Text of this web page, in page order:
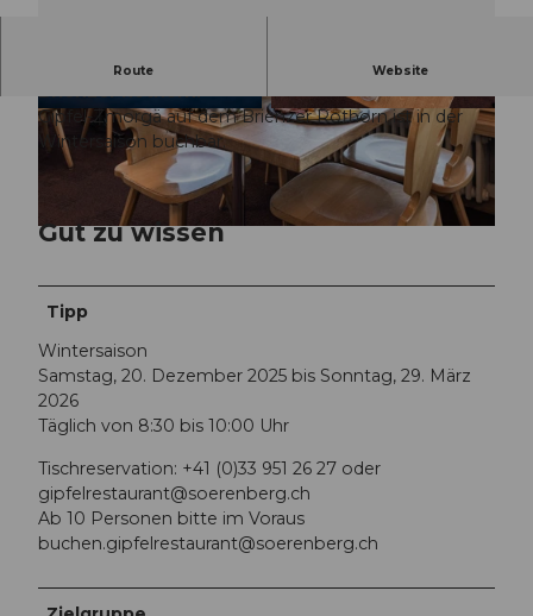
© CHRIS KREBS PHOTOGRAPHY | CC-BY-NC-ND
© Yannick Roeoesli www.ynkphotos.com Lucer
ne, Switzerland |CC-BY-NC-ND
© CHRIS KREBS PHOTOGRAPHY |
CC-BY-NC-ND
Route Website
Herzlich willkommen zum Gipfel-Zmorgä auf dem
Brienzer Rothorn!
Gipfel-Zmorgä auf dem Brienzer Rothorn ist in der
Wintersaison buchbar.
Gut zu wissen
Tipp
Wintersaison
Samstag, 20. Dezember 2025 bis Sonntag, 29. März
2026
Täglich von 8:30 bis 10:00 Uhr
Tischreservation: +41 (0)33 951 26 27 oder
gipfelrestaurant@soerenberg.ch
Ab 10 Personen bitte im Voraus
buchen.gipfelrestaurant@soerenberg.ch